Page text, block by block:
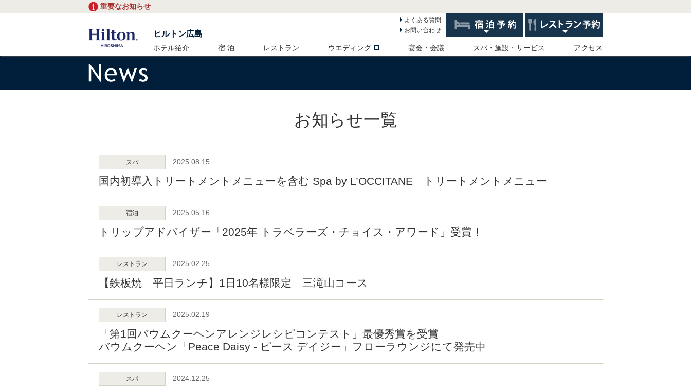
重要なお知らせ
ヒルトン広島
よくある質問
お問い合わせ
ホテル紹介 宿 泊 レストラン ウエディング 宴会・会議 スパ・施設・サービス アクセス
お知らせ一覧
スパ 2025.08.15
国内初導入トリートメントメニューを含む Spa by L’OCCITANE トリートメントメニュー
宿泊 2025.05.16
トリップアドバイザー「2025年 トラベラーズ・チョイス・アワード」受賞！
レストラン 2025.02.25
【鉄板焼 平日ランチ】1日10名様限定 三滝山コース
レストラン 2025.02.19
「第1回バウムクーヘンアレンジレシピコンテスト」最優秀賞を受賞
バウムクーヘン「Peace Daisy - ピース デイジー」フローラウンジにて発売中
スパ 2024.12.25